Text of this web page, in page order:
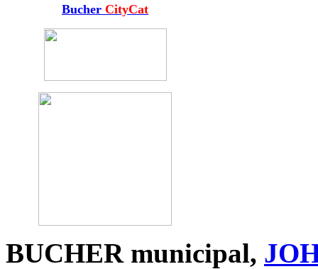
Bucher CityCat
BUCHER municipal,